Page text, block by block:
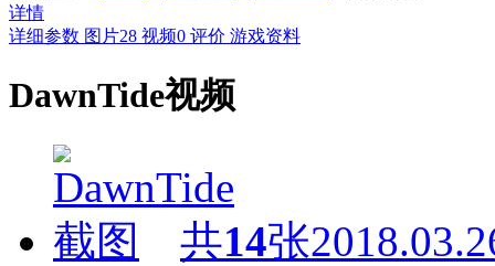
详情
详细参数 图片28 视频0 评价 游戏资料
DawnTide视频
共14张